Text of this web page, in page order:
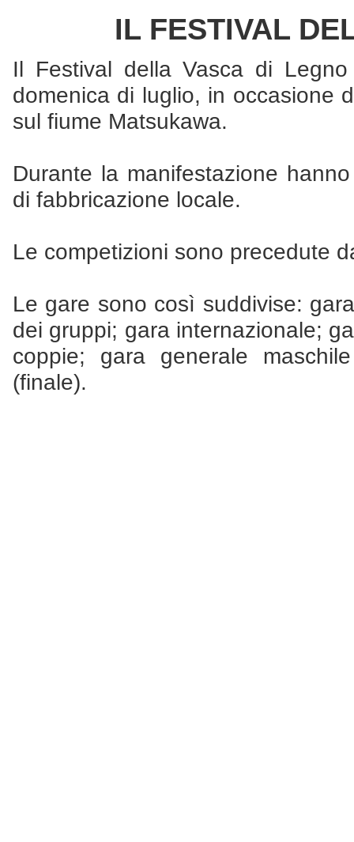
IL FESTIVAL
Il Festival della Vasca di
domenica di luglio, in occasione
sul fiume Matsukawa.
Durante la manifestazione
di fabbricazione locale.
Le competizioni sono precedute
Le gare sono così suddivise:
dei gruppi; gara internazionale;
coppie; gara generale
(finale).